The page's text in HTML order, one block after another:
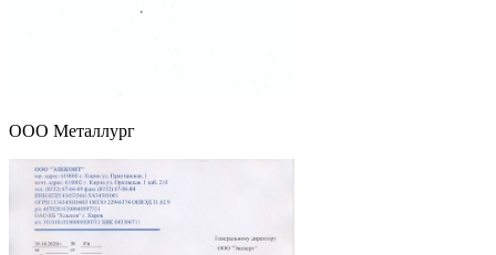
ООО Металлург